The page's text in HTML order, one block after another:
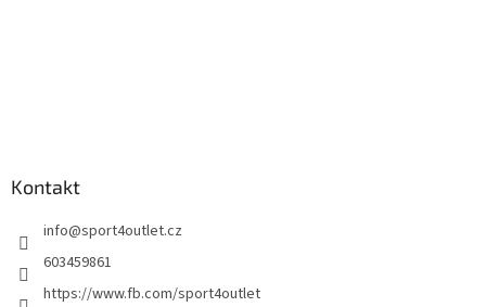
Kontakt
info@sport4outlet.cz
603459861
https://www.fb.com/sport4outlet